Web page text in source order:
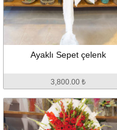
Ayaklı Sepet çelenk
3,800.00 ₺